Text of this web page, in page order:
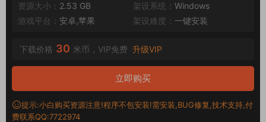
资源大小： 2.53 GB 架设系统： Windows
游戏平台： 安卓,苹果 架设难度： 一键安装
下载价格 30 米币，VIP免费 升级VIP
立即购买
提示:小白购买资源注意!程序不包安装!需安装,BUG修复,技术支持,付
费联系QQ:7722974